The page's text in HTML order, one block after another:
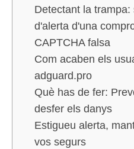
Detectant la trampa:
d'alerta d'una
CAPTCHA falsa
Com acaben els
adguard.pro
Què has de fer:
desfer els danys
Estigueu alerta,
vos segurs